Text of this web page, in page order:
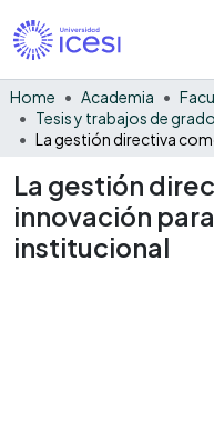
Home Academia
Tesis y trabajos de grado
La gestión
innovación
institucional